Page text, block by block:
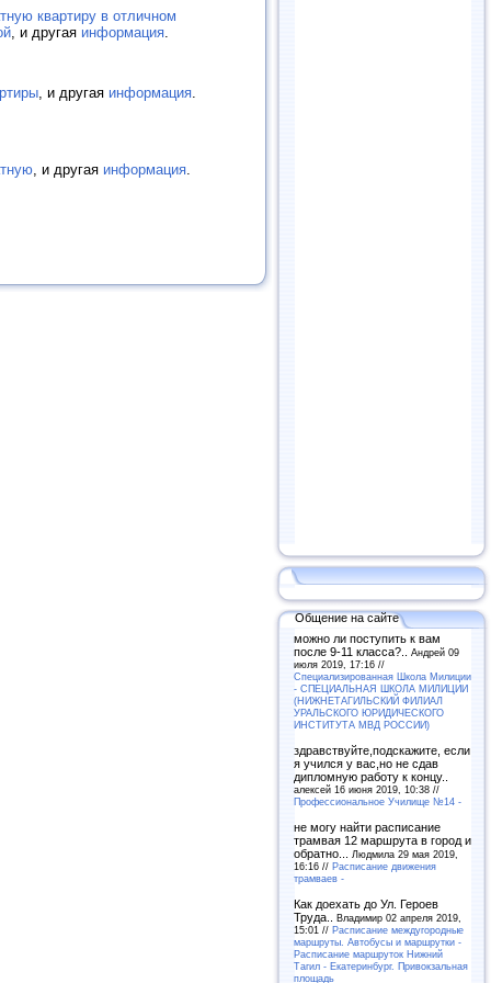
квартиру в отличном
, и другая информация
, и другая информация
, и другая информация
Общение на сайте
можно ли поступить к вам
после 9-11 класса?.. Андрей 09
июля 2019, 17:16 //
Специализированная Школа Милиции
- СПЕЦИАЛЬНАЯ ШКОЛА МИЛИЦИИ
(НИЖНЕТАГИЛЬСКИЙ ФИЛИАЛ
УРАЛЬСКОГО ЮРИДИЧЕСКОГО
ИНСТИТУТА МВД РОССИИ)
здравствуйте,подскажите, если
я учился у вас,но не сдав
дипломную работу к концу..
алексей 16 июня 2019, 10:38 //
Профессиональное Училище №14 -
не могу найти расписание
трамвая 12 маршрута в город и
обратно...
Людмила 29 мая 2019,
16:16 // Расписание движения
трамваев -
Как доехать до Ул. Героев
Труда.. Владимир 02 апреля 2019,
15:01 // Расписание междугородные
маршруты. Автобусы и маршрутки -
Расписание маршруток Нижний
Тагил - Екатеринбург. Привокзальная
площадь